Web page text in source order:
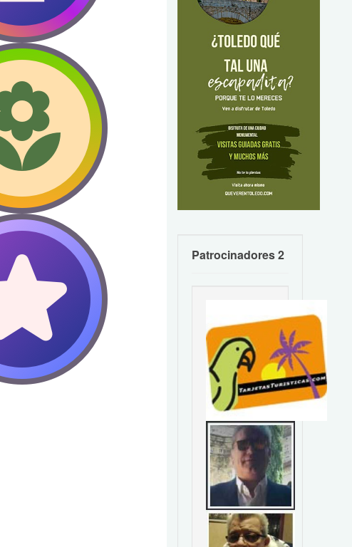
Patrocinadores 2